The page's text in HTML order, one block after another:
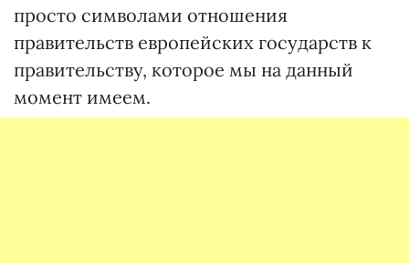
просто символами отношения
правительств европейских государств к
правительству, которое мы на данный
момент имеем.